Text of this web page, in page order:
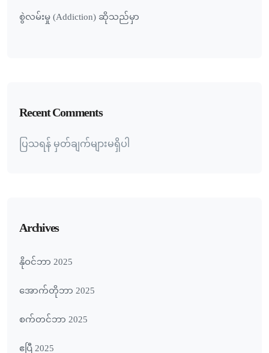
စွဲလမ်းမှု (Addiction) ဆိုသည်မှာ
Recent Comments
ပြသရန် မှတ်ချက်များမရှိပါ
Archives
နိုဝင်ဘာ 2025
အောက်တိုဘာ 2025
စက်တင်ဘာ 2025